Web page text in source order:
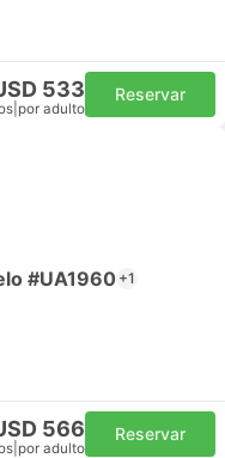
533
por adulto
Reservar
#UA1960 +1
566
por adulto
Reservar